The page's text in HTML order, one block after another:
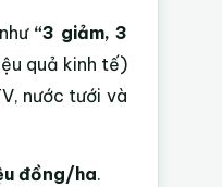
“3 giảm, 3
quả kinh tế)
nước tưới và
đồng/ha.